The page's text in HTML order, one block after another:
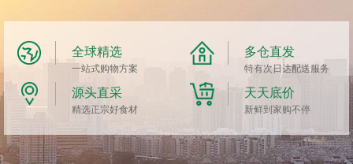
全球精选
一站式购物方案
多仓直发
特有次日达配送服务
源头直采
精选正宗好食材
天天底价
新鲜到家购不停